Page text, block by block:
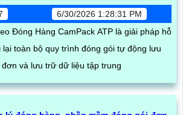
6/30/2026 1:28:31 PM
Đóng Hàng CamPack ATP là giải pháp hỗ
toàn bộ quy trình đóng gói tự động lưu
và lưu trữ dữ liệu tập trung